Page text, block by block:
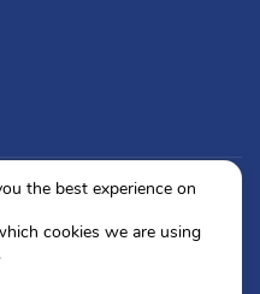
the best experience on
cookies we are using
.